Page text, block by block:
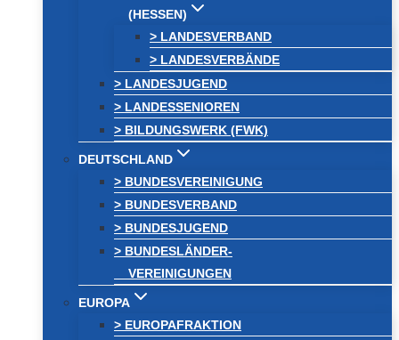
(HESSEN)
> LANDESVERBAND
> LANDESVERBÄNDE
> LANDESJUGEND
> LANDESSENIOREN
> BILDUNGSWERK (FWK)
DEUTSCHLAND
> BUNDESVEREINIGUNG
> BUNDESVERBAND
> BUNDESJUGEND
> BUNDESLÄNDER-
VEREINIGUNGEN
EUROPA
> EUROPAFRAKTION